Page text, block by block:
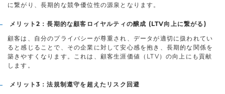
に繋がり、長期的な競争優位性の源泉となります。
メリット2：長期的な顧客ロイヤルティの醸成 (LTV向上に繋がる)
顧客は、自分のプライバシーが尊重され、データが適切に扱われてい
ると感じることで、その企業に対して安心感を抱き、長期的な関係を
築きやすくなります。これは、顧客生涯価値（LTV）の向上にも貢献
します。
メリット3：法規制遵守を超えたリスク回避